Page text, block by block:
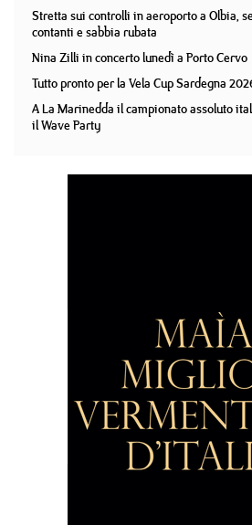
Stretta sui controlli in aeroporto a Olbia,
contanti e sabbia rubata
Nina Zilli in concerto lunedì a Porto Cervo
Tutto pronto per la Vela Cup Sardegna
A La Marinedda il campionato assoluto
il Wave Party